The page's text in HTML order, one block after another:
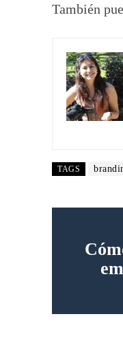
También
TAGS